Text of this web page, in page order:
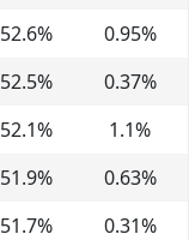
52.6% 0.95%
52.5% 0.37%
52.1% 1.1%
51.9% 0.63%
51.7% 0.31%